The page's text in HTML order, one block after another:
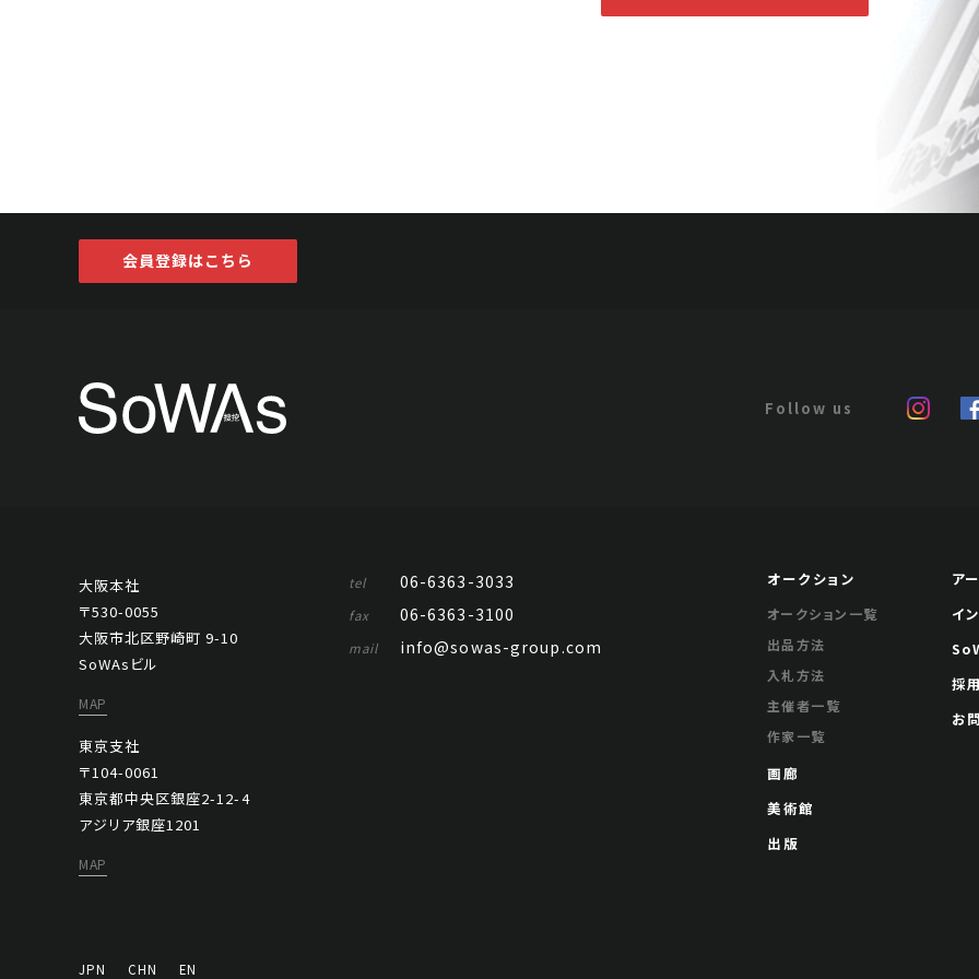
会員登録はこちら
大阪本社
〒530-0055
大阪市北区野崎町 9-10
SoWAsビル
MAP
東京支社
〒104-0061
東京都中央区銀座2-12-4
アジリア銀座1201
MAP
tel 06-6363-3033
fax 06-6363-3100
mail info@sowas-group.com
オークション
オークション一覧
出品方法
入札方法
主催者一覧
作家一覧
画廊
美術館
出版
ア
イ
採
お
JPN CHN EN